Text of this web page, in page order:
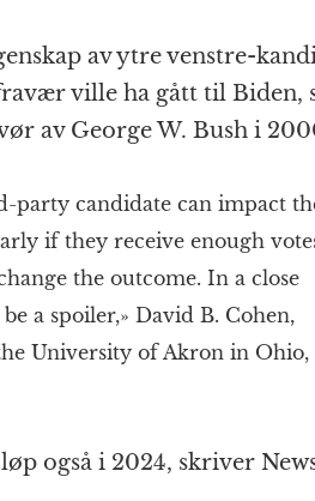
av ytre venstre-
ville ha gått til Biden,
av George W. Bush i
party candidate can impact
if they receive enough
the outcome. In a close
a spoiler,» David B. Cohen,
University of Akron in Ohio,
også i 2024, skriver